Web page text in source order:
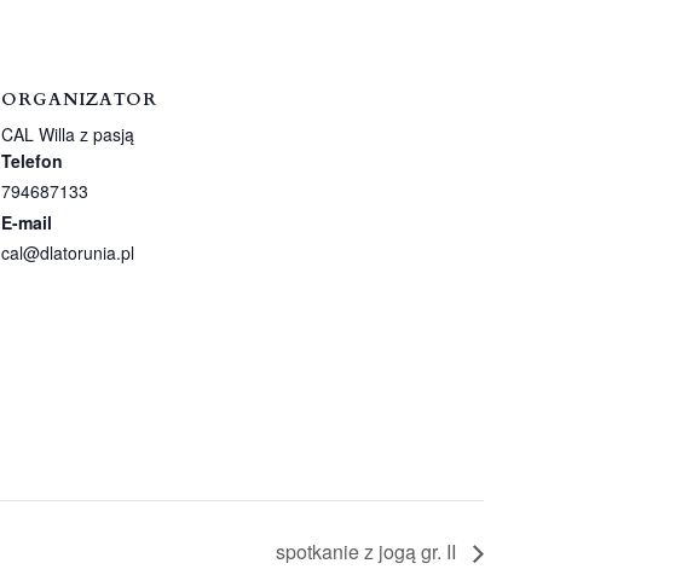
ORGANIZATOR
CAL Willa z pasją
Telefon
794687133
E-mail
cal@dlatorunia.pl
spotkanie z jogą gr. II